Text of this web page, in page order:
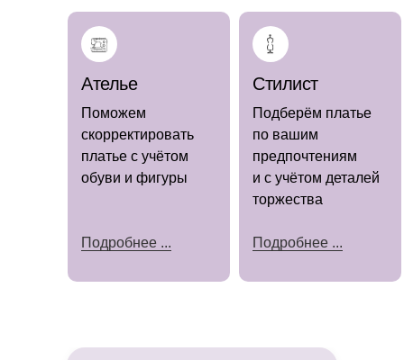
(наличие
уточняйте)
чувствовать себя особенной в день
Ателье Стилист
Подберём платье
по вашим
предпочтениям
и с учётом деталей
торжества
Подробнее ...
Поможем
скорректировать
платье с учётом
обуви и фигуры
Подробнее ...